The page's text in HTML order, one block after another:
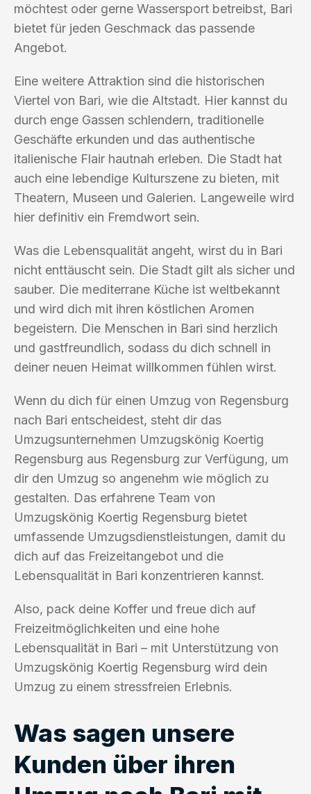
möchtest oder gerne Wassersport betreibst, Bari
bietet für jeden Geschmack das passende
Angebot.
Eine weitere Attraktion sind die historischen
Viertel von Bari, wie die Altstadt. Hier kannst du
durch enge Gassen schlendern, traditionelle
Geschäfte erkunden und das authentische
italienische Flair hautnah erleben. Die Stadt hat
auch eine lebendige Kulturszene zu bieten, mit
Theatern, Museen und Galerien. Langeweile wird
hier definitiv ein Fremdwort sein.
Was die Lebensqualität angeht, wirst du in Bari
nicht enttäuscht sein. Die Stadt gilt als sicher und
sauber. Die mediterrane Küche ist weltbekannt
und wird dich mit ihren köstlichen Aromen
begeistern. Die Menschen in Bari sind herzlich
und gastfreundlich, sodass du dich schnell in
deiner neuen Heimat willkommen fühlen wirst.
Wenn du dich für einen Umzug von Regensburg
nach Bari entscheidest, steht dir das
Umzugsunternehmen Umzugskönig Koertig
Regensburg aus Regensburg zur Verfügung, um
dir den Umzug so angenehm wie möglich zu
gestalten. Das erfahrene Team von
Umzugskönig Koertig Regensburg bietet
umfassende Umzugsdienstleistungen, damit du
dich auf das Freizeitangebot und die
Lebensqualität in Bari konzentrieren kannst.
Also, pack deine Koffer und freue dich auf
Freizeitmöglichkeiten und eine hohe
Lebensqualität in Bari – mit Unterstützung von
Umzugskönig Koertig Regensburg wird dein
Umzug zu einem stressfreien Erlebnis.
Was sagen unsere
Kunden über ihren